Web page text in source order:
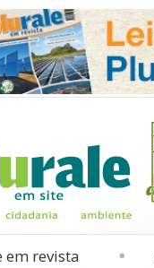
em revista